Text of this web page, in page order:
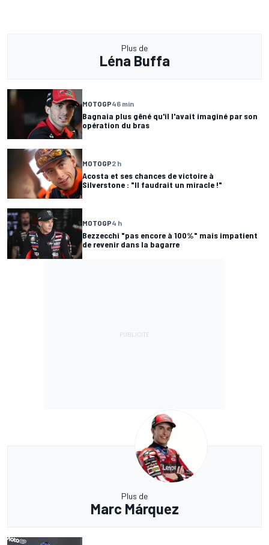
Plus de
Léna Buffa
MOTOGP46 min
Bagnaia plus gêné qu'il l'avait imaginé par son
opération du bras
MOTOGP2 h
Acosta et ses chances de victoire à
Silverstone : "Il faudrait un miracle !"
MOTOGP4 h
Bezzecchi "pas encore à 100%" mais impatient
de revenir dans la bagarre
Plus de
Marc Márquez